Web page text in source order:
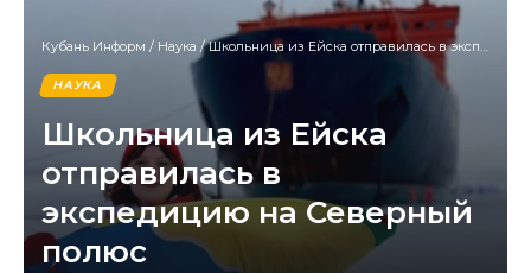
Кубань Информ / Наука /Школьница из Ейска отправилась в экспедицию на Северный полюс
НАУКА
Школьница из Ейска
отправилась в
экспедицию на Северный
полюс